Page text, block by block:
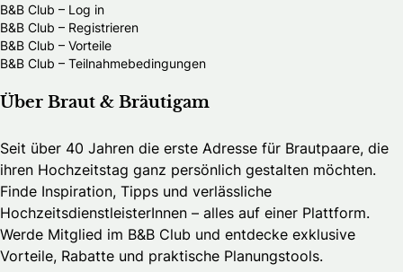
B&B Club – Log in
B&B Club – Registrieren
B&B Club – Vorteile
B&B Club – Teilnahmebedingungen
Über Braut & Bräutigam
Seit über 40 Jahren die erste Adresse für Brautpaare, die
ihren Hochzeitstag ganz persönlich gestalten möchten.
Finde Inspiration, Tipps und verlässliche
HochzeitsdienstleisterInnen – alles auf einer Plattform.
Werde Mitglied im B&B Club und entdecke exklusive
Vorteile, Rabatte und praktische Planungstools.